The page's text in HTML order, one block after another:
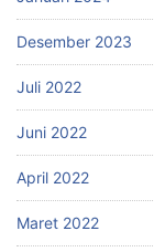
Desember 2023
Juli 2022
Juni 2022
April 2022
Maret 2022